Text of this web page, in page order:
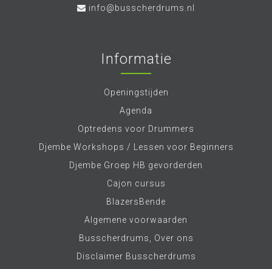
info@busscherdrums.nl
Informatie
Openingstijden
Agenda
Optredens voor Drummers
Djembe Workshops / Lessen voor Beginners
Djembe Groep HB gevorderden
Cajon cursus
BlazersBende
Algemene voorwaarden
Busscherdrums, Over ons
Disclaimer Busscherdrums